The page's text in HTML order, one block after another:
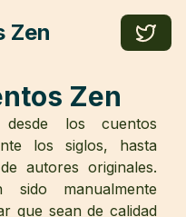
Zen
Zen
los cuentos
los siglos, hasta
autores originales.
manualmente
que sean de calidad